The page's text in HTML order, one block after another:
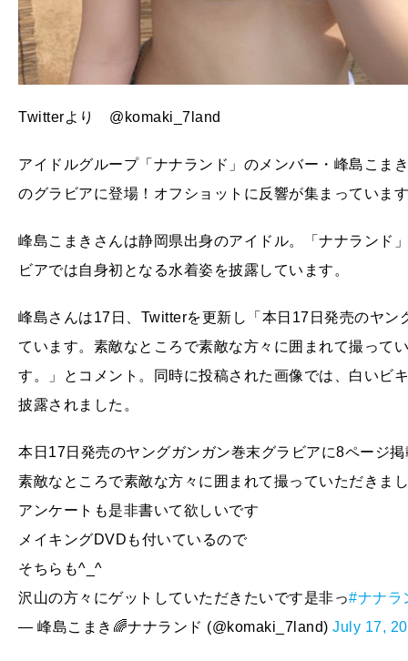
Twitterより @komaki_7land
アイドルグループ「ナナランド」のメンバー・峰島こま
のグラビアに登場！オフショットに反響が集まっていま
峰島こまきさんは静岡県出身のアイドル。「ナナランド
ビアでは自身初となる水着姿を披露しています。
峰島さんは17日、Twitterを更新し「本日17日発売のヤ
ています。素敵なところで素敵な方々に囲まれて撮って
す。」とコメント。同時に投稿された画像では、白いビ
披露されました。
本日17日発売のヤングガンガン巻末グラビアに8ページ
素敵なところで素敵な方々に囲まれて撮っていただきま
アンケートも是非書いて欲しいです
メイキングDVDも付いているので
そちらも^_^
沢山の方々にゲットしていただきたいです是非っ#ナナラ
— 峰島こまき🌈ナナランド (@komaki_7land) July 17,